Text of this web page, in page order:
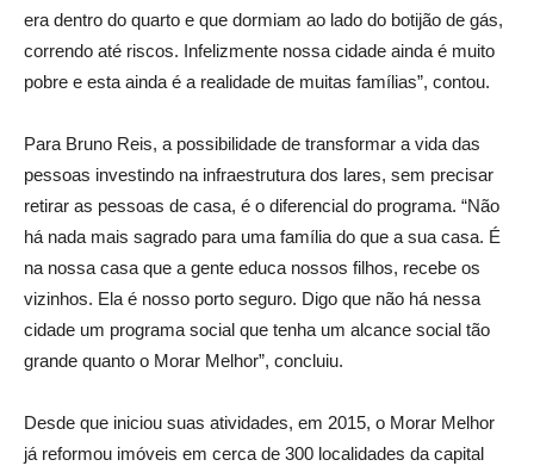
era dentro do quarto e que dormiam ao lado do botijão de gás,
correndo até riscos. Infelizmente nossa cidade ainda é muito
pobre e esta ainda é a realidade de muitas famílias”, contou.
Para Bruno Reis, a possibilidade de transformar a vida das
pessoas investindo na infraestrutura dos lares, sem precisar
retirar as pessoas de casa, é o diferencial do programa. “Não
há nada mais sagrado para uma família do que a sua casa. É
na nossa casa que a gente educa nossos filhos, recebe os
vizinhos. Ela é nosso porto seguro. Digo que não há nessa
cidade um programa social que tenha um alcance social tão
grande quanto o Morar Melhor”, concluiu.
Desde que iniciou suas atividades, em 2015, o Morar Melhor
já reformou imóveis em cerca de 300 localidades da capital